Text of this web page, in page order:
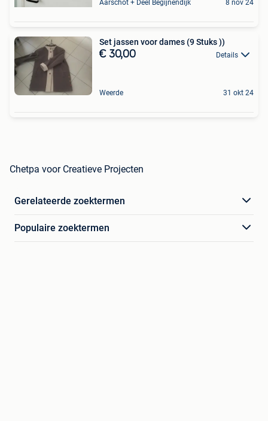
Aarschot + Deel Begijnendijk 8 nov 24
Set jassen voor dames (9 Stuks ))
€ 30,00 Details
Weerde 31 okt 24
Chetpa voor Creatieve Projecten
Gerelateerde zoektermen
Populaire zoektermen